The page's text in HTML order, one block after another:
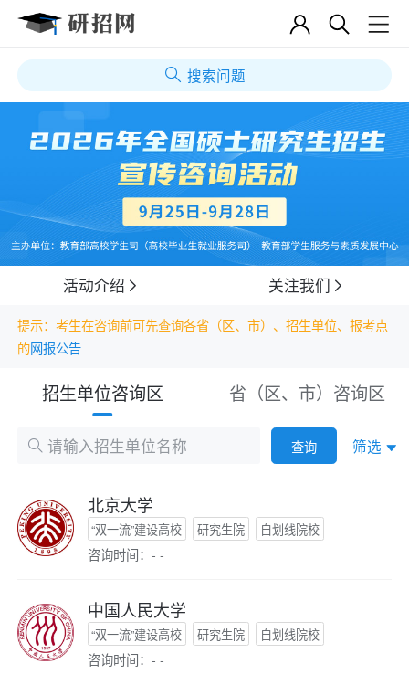
搜索问题
活动介绍 关注我们
提示：考生在咨询前可先查询各省（区、市）、招生单位、报考点
的网报公告
招生单位咨询区 省（区、市）咨询区
查询 筛选
北京大学
“双一流”建设高校 研究生院 自划线院校
咨询时间：- -
中国人民大学
“双一流”建设高校 研究生院 自划线院校
咨询时间：- -